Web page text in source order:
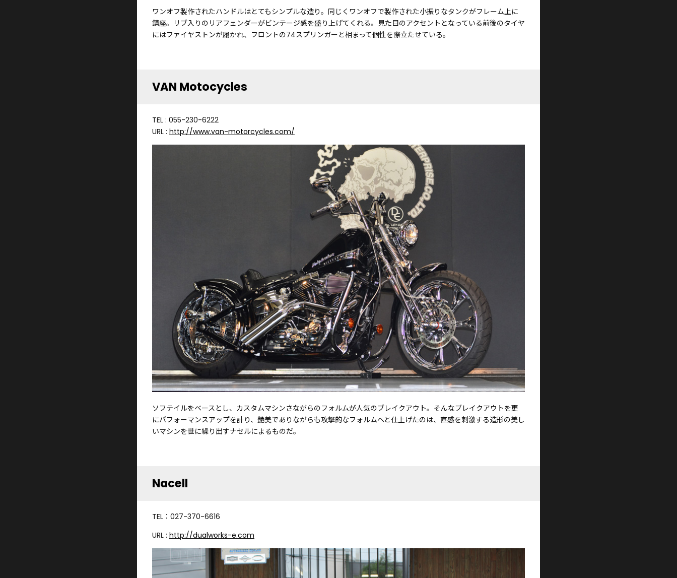
ワンオフ製作されたハンドルはとてもシンプルな造り。同じくワンオフで製作された小振りなタンクがフレーム上に
鎮座。リブ入りのリアフェンダーがビンテージ感を盛り上げてくれる。見た目のアクセントとなっている前後のタイヤ
にはファイヤストンが履かれ、フロントの74スプリンガーと相まって個性を際立たせている。
VAN Motocycles
TEL : 055-230-6222
URL : http://www.van-motorcycles.com/
ソフテイルをベースとし、カスタムマシンさながらのフォルムが人気のブレイクアウト。そんなブレイクアウトを更
にパフォーマンスアップを計り、艶美でありながらも攻撃的なフォルムへと仕上げたのは、直感を刺激する造形の美し
いマシンを世に繰り出すナセルによるものだ。
Nacell
TEL：027-370-6616
URL : http://dualworks-e.com